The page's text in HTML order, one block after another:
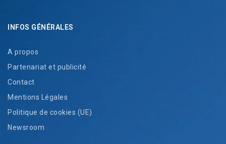
INFOS GÉNÉRALES
A propos
Partenariat et publicité
Contact
Mentions Légales
Politique de cookies (UE)
Newsroom